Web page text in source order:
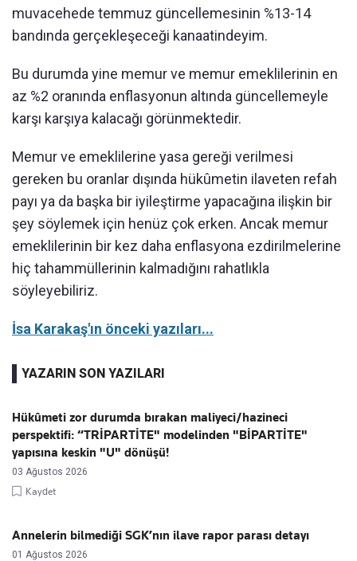
muvacehede temmuz güncellemesinin %13-14
bandında gerçekleşeceği kanaatindeyim.
Bu durumda yine memur ve memur emeklilerinin en
az %2 oranında enflasyonun altında güncellemeyle
karşı karşıya kalacağı görünmektedir.
Memur ve emeklilerine yasa gereği verilmesi
gereken bu oranlar dışında hükûmetin ilaveten refah
payı ya da başka bir iyileştirme yapacağına ilişkin bir
şey söylemek için henüz çok erken. Ancak memur
emeklilerinin bir kez daha enflasyona ezdirilmelerine
hiç tahammüllerinin kalmadığını rahatlıkla
söyleyebiliriz.
İsa Karakaş'ın önceki yazıları...
YAZARIN SON YAZILARI
Hükûmeti zor durumda bırakan maliyeci/hazineci
perspektifi: “TRİPARTİTE" modelinden "BİPARTİTE"
yapısına keskin "U" dönüşü!
03 Ağustos 2026
Kaydet
Annelerin bilmediği SGK’nın ilave rapor parası detayı
01 Ağustos 2026